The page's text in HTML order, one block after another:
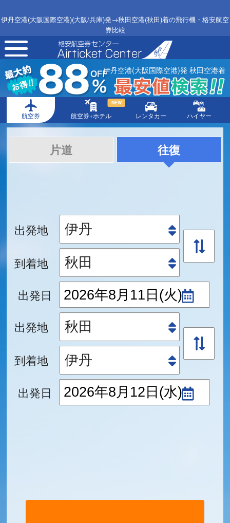
伊丹空港(大阪国際空港)(大阪/兵庫)発→秋田空港(秋田)着の飛行機・格安航空
券比較
toggle
navigation
伊丹空港(大阪国際空港)発 秋田空港着
航空券 航空券+ホテル
NEW
レンタカー ハイヤー
片道 往復
出発地
到着地
出発日
出発地
到着地
出発日